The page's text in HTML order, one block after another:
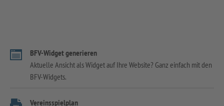
BFV-Widget generieren
Aktuelle Ansicht als Widget auf Ihre Website? Ganz einfach mit den
BFV-Widgets.
Vereinsspielplan